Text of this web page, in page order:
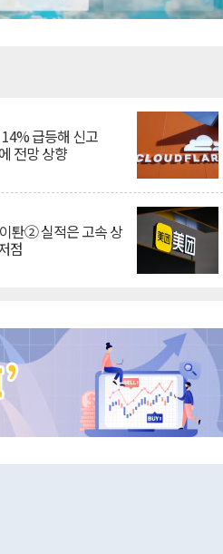
급등해 신고
전망 상향
퇀② 실적은 고속 상
점